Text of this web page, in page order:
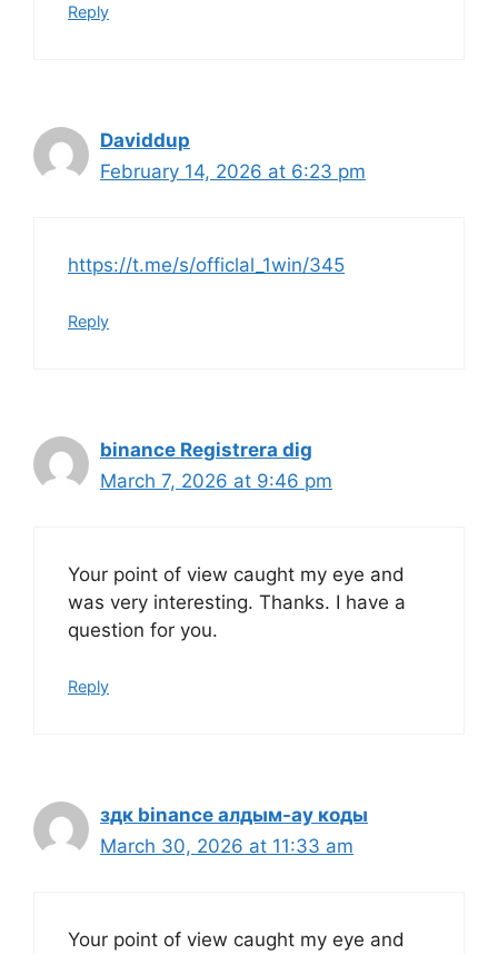
Reply
Daviddup
February 14, 2026 at 6:23 pm
https://t.me/s/officlal_1win/345
Reply
binance Registrera dig
March 7, 2026 at 9:46 pm
Your point of view caught my eye and
was very interesting. Thanks. I have a
question for you.
Reply
здк binance алдым-ау коды
March 30, 2026 at 11:33 am
Your point of view caught my eye and